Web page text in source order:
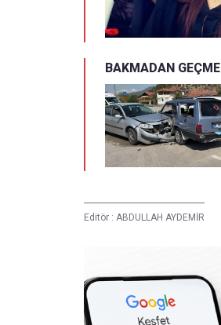
BAKMADAN GEÇME
Editör : ABDULLAH AYDEMİR